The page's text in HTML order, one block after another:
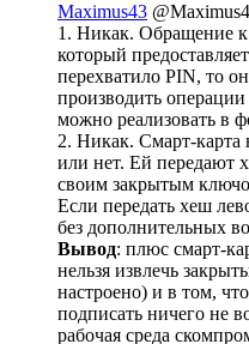
Maximus43
1. Никак. Обращение к
который
перехватило PIN, то
производить
можно реализовать в
2. Никак. Смарт-карта
или нет. Ей передают
своим закрытым
Если передать хеш
без дополнительных
Вывод: плюс смарт-
нельзя извлечь
настроено) и в том,
подписать ничего не
рабочая среда